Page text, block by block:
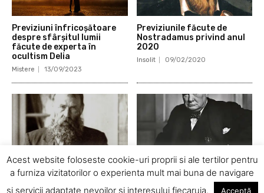
Previziuni înfricoșătoare
despre sfârșitul lumii
făcute de experta în
ocultism Delia
Mistere 13/09/2023
Previziunile făcute de
Nostradamus privind anul
2020
Insolit 09/02/2020
Premoniţiile lui Winston
Acest website foloseste cookie-uri proprii si ale tertilor pentru
a furniza vizitatorilor o experienta mult mai buna de navigare
si servicii adaptate nevoilor si interesului fiecaruia.
Acceptă